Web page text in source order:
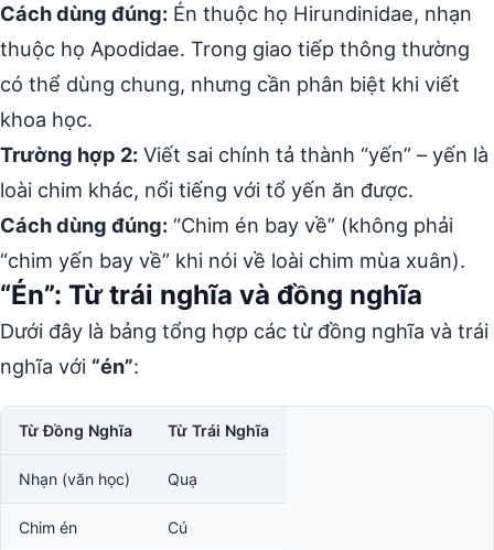
Cách dùng đúng: Én thuộc họ Hirundinidae, nhạn
thuộc họ Apodidae. Trong giao tiếp thông thường
có thể dùng chung, nhưng cần phân biệt khi viết
khoa học.
Trường hợp 2: Viết sai chính tả thành “yến” – yến là
loài chim khác, nổi tiếng với tổ yến ăn được.
Cách dùng đúng: “Chim én bay về” (không phải
“chim yến bay về” khi nói về loài chim mùa xuân).
“Én”: Từ trái nghĩa và đồng nghĩa
Dưới đây là bảng tổng hợp các từ đồng nghĩa và trái
nghĩa với “én”:
Từ Đồng Nghĩa Từ Trái Nghĩa
Nhạn (văn học) Quạ
Chim én Cú